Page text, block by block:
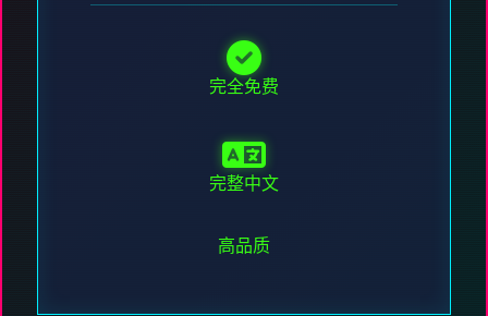
完全免费
完整中文
高品质